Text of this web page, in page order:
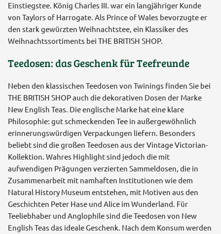
Einstiegstee. König Charles III. war ein langjähriger Kunde
von Taylors of Harrogate. Als Prince of Wales bevorzugte er
den stark gewürzten Weihnachtstee, ein Klassiker des
Weihnachtssortiments bei THE BRITISH SHOP.
Teedosen: das Geschenk für Teefreunde
Neben den klassischen Teedosen von Twinings finden Sie bei
THE BRITISH SHOP auch die dekorativen Dosen der Marke
New English Teas. Die englische Marke hat eine klare
Philosophie: gut schmeckenden Tee in außergewöhnlich
erinnerungswürdigen Verpackungen liefern. Besonders
beliebt sind die großen Teedosen aus der Vintage Victorian-
Kollektion. Wahres Highlight sind jedoch die mit
aufwendigen Prägungen verzierten Sammeldosen, die in
Zusammenarbeit mit namhaften Institutionen wie dem
Natural History Museum entstehen, mit Motiven aus den
Geschichten Peter Hase und Alice im Wunderland. Für
Teeliebhaber und Anglophile sind die Teedosen von New
English Teas das ideale Geschenk. Nach dem Konsum werden